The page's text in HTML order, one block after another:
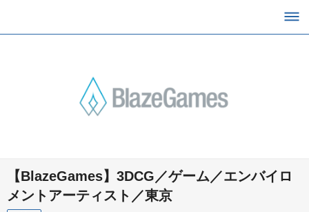
【BlazeGames】3DCG／ゲーム／エンバイロ
メントアーティスト／東京